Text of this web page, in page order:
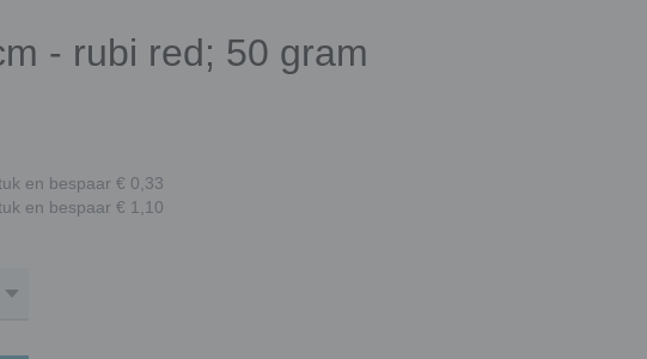
- rubi red; 50 gram
en bespaar € 0,33
en bespaar € 1,10